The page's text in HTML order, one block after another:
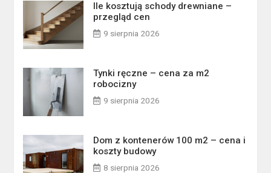
Ile kosztują schody drewniane –
przegląd cen
9 sierpnia 2026
Tynki ręczne – cena za m2
robocizny
9 sierpnia 2026
Dom z kontenerów 100 m2 – cena i
koszty budowy
8 sierpnia 2026